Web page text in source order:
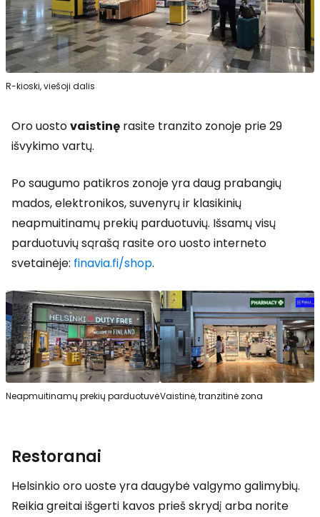
R-kioski, viešoji dalis
Oro uostovaistinę rasite tranzito zonoje prie 29
išvykimo vartų.
Po saugumo patikros zonoje yra daug prabangių
mados, elektronikos, suvenyrų ir klasikinių
neapmuitinamų prekių parduotuvių. Išsamų visų
parduotuvių sąrašą rasite oro uosto interneto
svetainėje: finavia.fi/shop.
Neapmuitinamų prekių parduotuvėVaistinė, tranzitinė zona
Restoranai
Helsinkio oro uoste yra daugybė valgymo galimybių.
Reikia greitai išgerti kavos prieš skrydį arba norite